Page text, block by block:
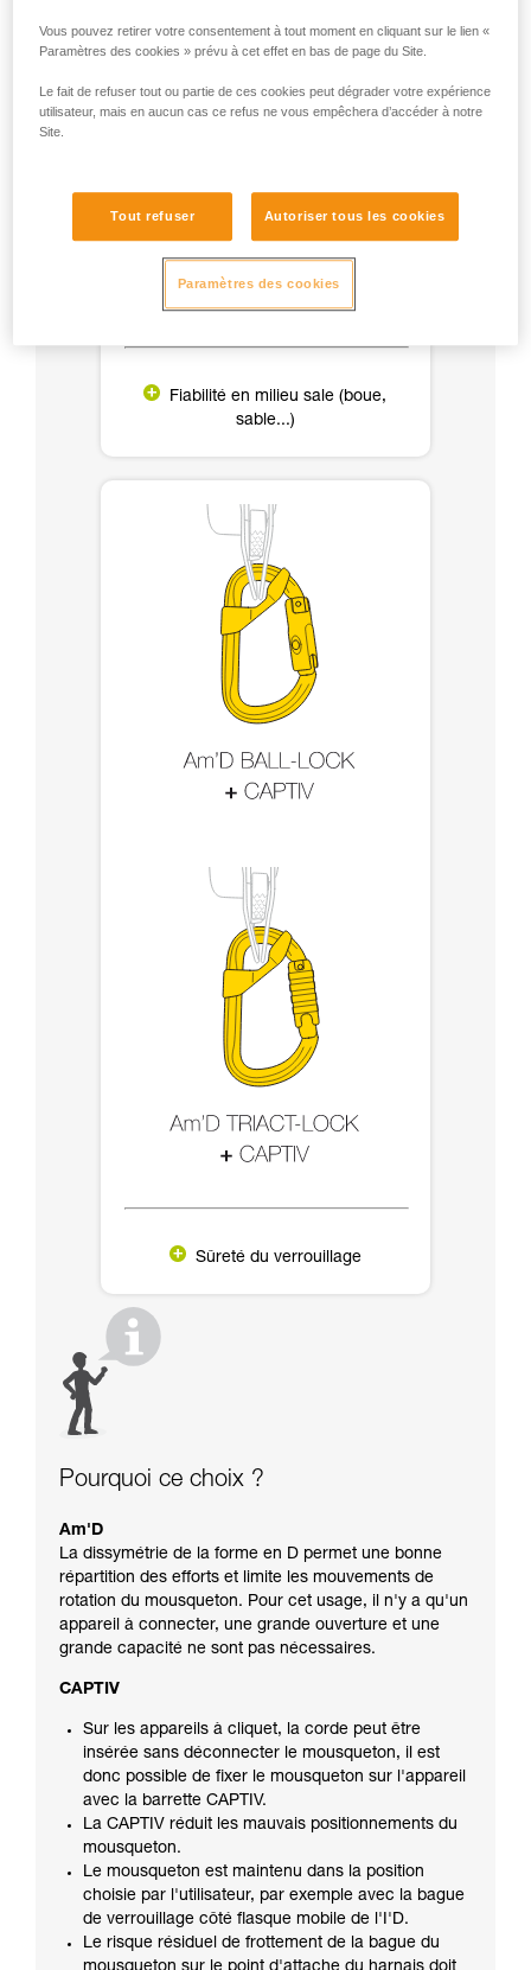
Fiabilité en milieu sale (boue,
sable...)
Sûreté du verrouillage
Pourquoi ce choix ?
Am'D
La dissymétrie de la forme en D permet une bonne
répartition des efforts et limite les mouvements de
rotation du mousqueton. Pour cet usage, il n'y a qu'un
appareil à connecter, une grande ouverture et une
grande capacité ne sont pas nécessaires.
CAPTIV
Sur les appareils à cliquet, la corde peut être
insérée sans déconnecter le mousqueton, il est
donc possible de fixer le mousqueton sur l'appareil
avec la barrette CAPTIV.
La CAPTIV réduit les mauvais positionnements du
mousqueton.
Le mousqueton est maintenu dans la position
choisie par l'utilisateur, par exemple avec la bague
de verrouillage côté flasque mobile de l'I'D.
Le risque résiduel de frottement de la bague du
Vous pouvez retirer votre consentement à tout moment en cliquant sur le lien «
Paramètres des cookies » prévu à cet effet en bas de page du Site.
Le fait de refuser tout ou partie de ces cookies peut dégrader votre expérience
utilisateur, mais en aucun cas ce refus ne vous empêchera d’accéder à notre
Site.
Tout refuser Autoriser tous les cookies
Paramètres des cookies